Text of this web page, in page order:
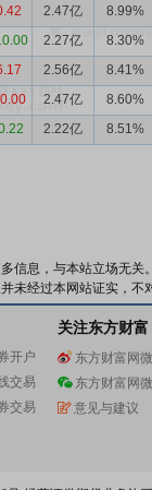
2.47亿 8.99%
2.27亿 8.30%
2.56亿 8.41%
2.47亿 8.60%
2.22亿 8.51%
信息，与本站立场无
未经过本网站证实，不
开户
交易
交易
关注东方财富
东方财富网
东方财富网
意见与建议